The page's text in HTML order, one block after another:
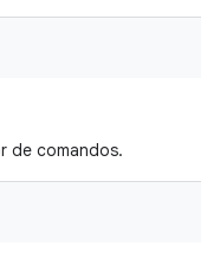
de comandos.